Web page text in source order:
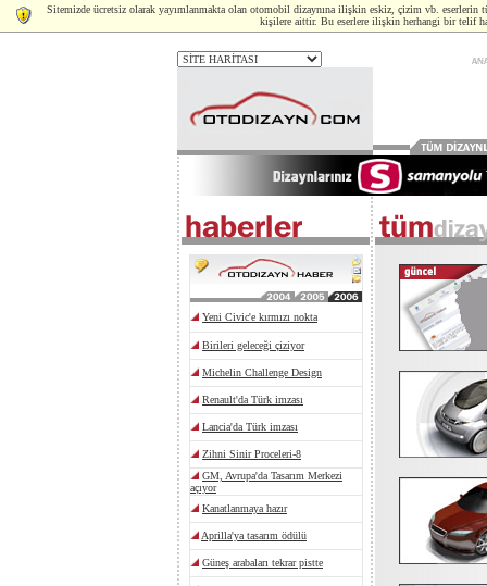
Sitemizde ücretsiz olarak yayımlanmakta olan otomobil dizaynına ilişkin eskiz, çizim vb. eserlerin
kişilere aittir. Bu eserlere ilişkin herhangi bir telif